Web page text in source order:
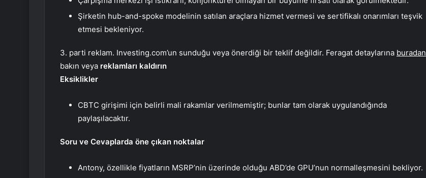
Şirketin hub-and-spoke modelinin satılan araçlara hizmet vermesi ve sertifikalı onarımları teşvik
etmesi bekleniyor.
3. parti reklam. Investing.com’un sunduğu veya önerdiği bir teklif değildir. Feragat detaylarına buradan
bakın veya reklamları kaldırın
Eksiklikler
CBTC girişimi için belirli mali rakamlar verilmemiştir; bunlar tam olarak uygulandığında
paylaşılacaktır.
Soru ve Cevaplarda öne çıkan noktalar
Antony, özellikle fiyatların MSRP’nin üzerinde olduğu ABD’de GPU’nun normalleşmesini bekliyor.